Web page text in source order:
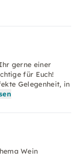
gerne einer
für Euch!
Gelegenheit, in
Wein